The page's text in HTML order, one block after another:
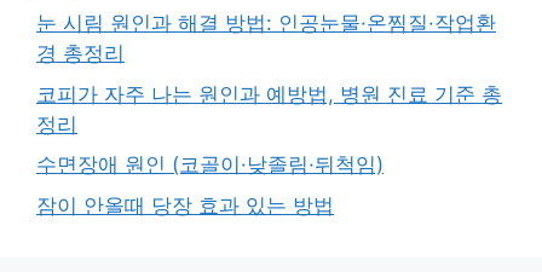
눈 시림 원인과 해결 방법: 인공눈물·온찜질·작업환
경 총정리
코피가 자주 나는 원인과 예방법, 병원 진료 기준 총
정리
수면장애 원인 (코골이·낮졸림·뒤척임)
잠이 안올때 당장 효과 있는 방법